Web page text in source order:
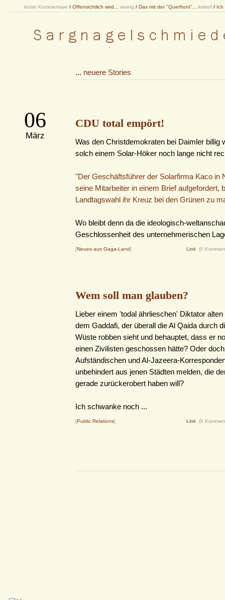
letzte Kommentare / Offensichtlich wird... wuerg / Das mit der "Querfront"... kristof / Ich
... neuere Stories
06
März
CDU total empört!
Was den Christdemokraten bei Daimler billig
solch einem Solar-Höker noch lange nicht
"Der Geschäftsführer der Solarfirma Kaco in
seine Mitarbeiter in einem Brief aufgefordert,
Landtagswahl ihr Kreuz bei den Grünen zu
Wo bleibt denn da die ideologisch-
Geschlossenheit des unternehmerischen
[Neues aus Gaga-Land] Link (0
Wem soll man glauben?
Lieber einem 'todal ährlieschen' Diktator
dem Gaddafi, der überall die Al Qaida durch
Wüste robben sieht und behauptet, dass er
einen Zivilisten geschossen hätte? Oder
Aufständischen und Al-Jazeera-
unbehindert aus jenen Städten melden, die
gerade zurückerobert haben will?
Ich schwanke noch ...
[Public Relations] Link (0